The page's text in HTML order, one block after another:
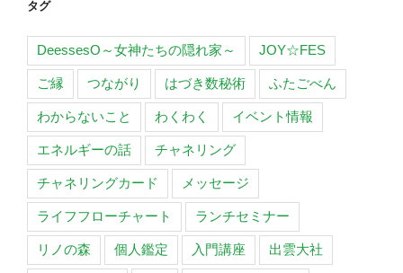
タグ
DeessesO～女神たちの隠れ家～ JOY☆FES
ご縁 つながり はづき数秘術 ふたごべん
わからないこと わくわく イベント情報
エネルギーの話 チャネリング
チャネリングカード メッセージ
ライフフローチャート ランチセミナー
リノの森 個人鑑定 入門講座 出雲大社